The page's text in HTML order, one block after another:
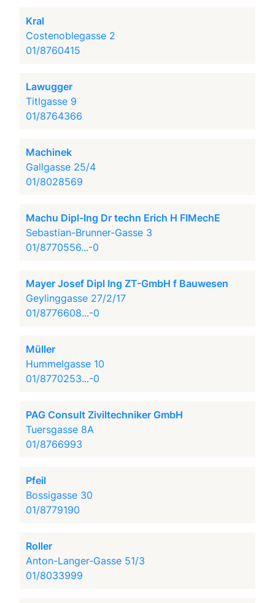
Kral
Costenoblegasse 2
01/8760415
Lawugger
Titlgasse 9
01/8764366
Machinek
Gallgasse 25/4
01/8028569
Machu Dipl-Ing Dr techn Erich H FIMechE
Sebastian-Brunner-Gasse 3
01/8770556...-0
Mayer Josef Dipl Ing ZT-GmbH f Bauwesen
Geylinggasse 27/2/17
01/8776608...-0
Müller
Hummelgasse 10
01/8770253...-0
PAG Consult Ziviltechniker GmbH
Tuersgasse 8A
01/8766993
Pfeil
Bossigasse 30
01/8779190
Roller
Anton-Langer-Gasse 51/3
01/8033999